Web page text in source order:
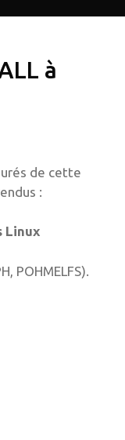
à
de cette
:
Linux
POHMELFS).